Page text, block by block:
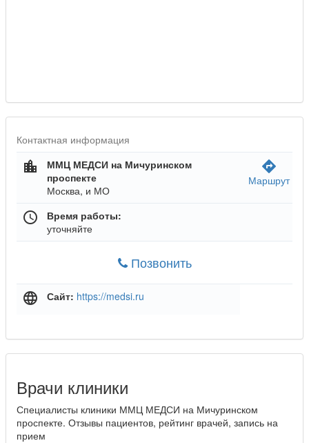
Контактная информация
location_city
ММЦ МЕДСИ на Мичуринском
проспекте
Москва, и МО
directions
Маршрут
schedule
Время работы:
уточняйте
Позвонить
language Сайт: https://medsi.ru
Врачи клиники
Специалисты клиники ММЦ МЕДСИ на Мичуринском
проспекте. Отзывы пациентов, рейтинг врачей, запись на
прием